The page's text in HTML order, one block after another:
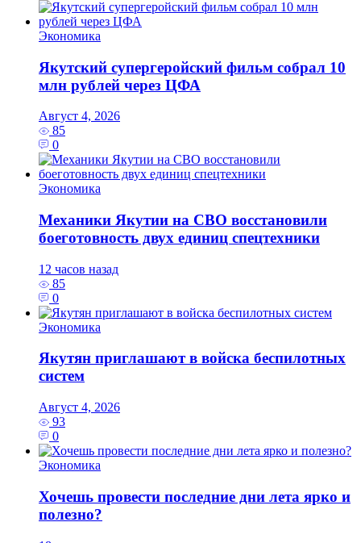
Экономика
Якутский супергеройский фильм собрал 10
млн рублей через ЦФА
Август 4, 2026
85
0
Экономика
Механики Якутии на СВО восстановили
боеготовность двух единиц спецтехники
12 часов назад
85
0
Экономика
Якутян приглашают в войска беспилотных
систем
Август 4, 2026
93
0
Экономика
Хочешь провести последние дни лета ярко и
полезно?